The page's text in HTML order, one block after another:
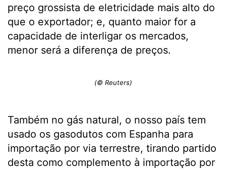
preço grossista de eletricidade mais alto do
que o exportador; e, quanto maior for a
capacidade de interligar os mercados,
menor será a diferença de preços.
(© Reuters)
Também no gás natural, o nosso país tem
usado os gasodutos com Espanha para
importação por via terrestre, tirando partido
desta como complemento à importação por